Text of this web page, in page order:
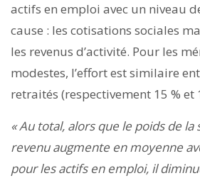
actifs en emploi avec un niveau
cause : les cotisations sociales
les revenus d’activité. Pour les
modestes, l’effort est similaire
retraités (respectivement 15 % et
« Au total, alors que le poids de la
revenu augmente en moyenne
pour les actifs en emploi, il